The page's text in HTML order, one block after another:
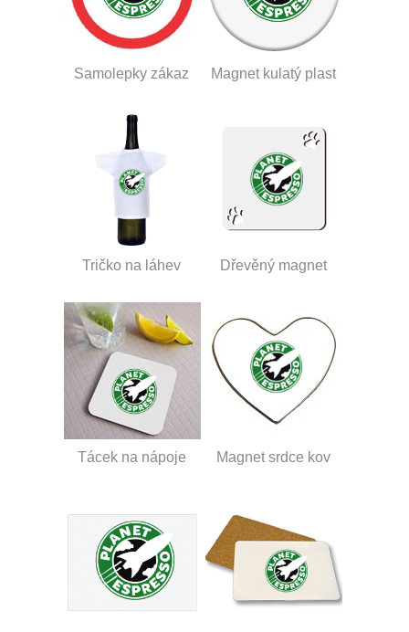
Samolepky zákaz Magnet kulatý plast
Tričko na láhev Dřevěný magnet
Tácek na nápoje Magnet srdce kov